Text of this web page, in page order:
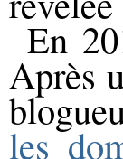
En
Après
les